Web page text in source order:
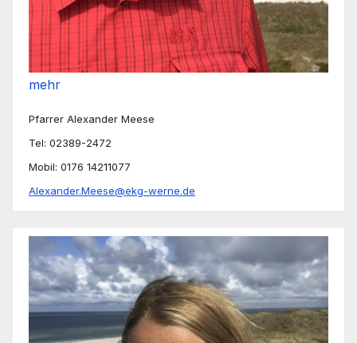
mehr
Pfarrer Alexander Meese
Tel: 02389-2472
Mobil: 0176 14211077
Alexander.Meese@ekg-werne.de